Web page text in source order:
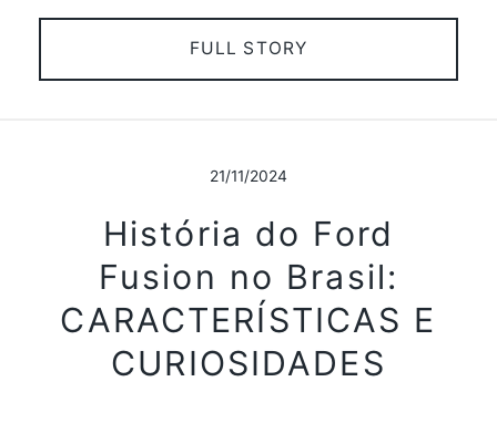
FULL STORY
21/11/2024
História do Ford
Fusion no Brasil:
CARACTERÍSTICAS E
CURIOSIDADES